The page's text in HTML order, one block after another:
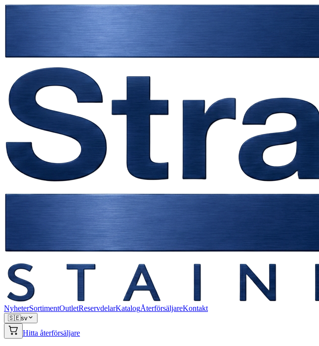
NyheterSortimentOutletReservdelarKatalogÅterförsäljareKontakt
🇸🇪sv
Hitta återförsäljare